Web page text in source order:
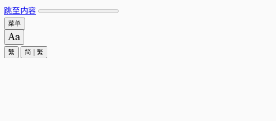
跳至内容
菜单
繁 简 繁